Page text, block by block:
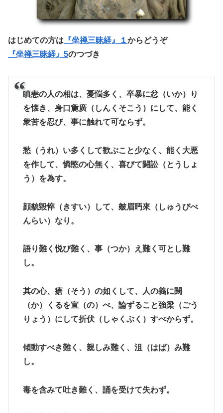
はじめての方は 『坐禅三昧経』１からどうぞ
『坐禅三昧経』5のつづき
瞋恚の人の相は、憂悩多く、卒暴に忿（いか）り
を懐き、身口麁廣（しんくそこう）にして、能く
衆苦を忍び、事に触れて可ならず。
愁（うれ）い多くして歓ぶこと少なく、能く大悪
を作して、憐愍の心無く、喜びて闘訟（とうしょ
う）を為す。
顔貌毀悴（きすい）して、皴眉眄來（しゅうびべ
んらい）なり。
語り難く悦び難く、事（つか）え難く可とし難
し。
其の心、瘡（そう）の如くして、人の義に闕
（か）くるを宣（の）べ、論ずること強梁（ごう
りょう）にして折伏（しゃくぶく）すべからず。
傾動すべき難く、親しみ難く、沮（はば）み難
し。
毒を含みて吐き難く、誦を受けて失わず。